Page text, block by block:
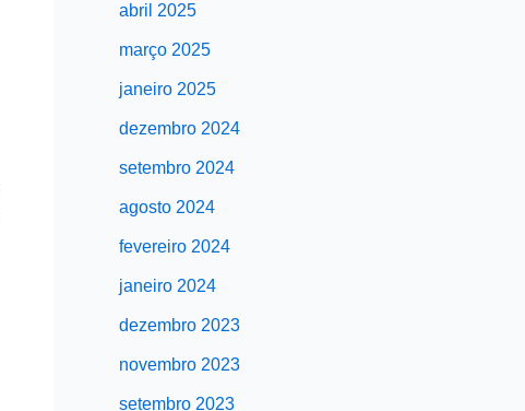
abril 2025
março 2025
janeiro 2025
dezembro 2024
setembro 2024
agosto 2024
fevereiro 2024
janeiro 2024
dezembro 2023
novembro 2023
setembro 2023